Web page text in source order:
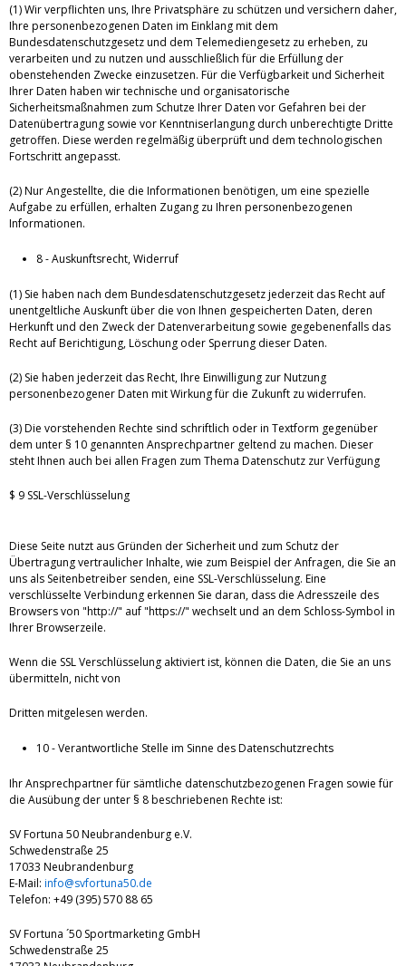
(1) Wir verpflichten uns, Ihre Privatsphäre zu schützen und versichern daher,
Ihre personenbezogenen Daten im Einklang mit dem
Bundesdatenschutzgesetz und dem Telemediengesetz zu erheben, zu
verarbeiten und zu nutzen und ausschließlich für die Erfüllung der
obenstehenden Zwecke einzusetzen. Für die Verfügbarkeit und Sicherheit
Ihrer Daten haben wir technische und organisatorische
Sicherheitsmaßnahmen zum Schutze Ihrer Daten vor Gefahren bei der
Datenübertragung sowie vor Kenntniserlangung durch unberechtigte Dritte
getroffen. Diese werden regelmäßig überprüft und dem technologischen
Fortschritt angepasst.
(2) Nur Angestellte, die die Informationen benötigen, um eine spezielle
Aufgabe zu erfüllen, erhalten Zugang zu Ihren personenbezogenen
Informationen.
8 - Auskunftsrecht, Widerruf
(1) Sie haben nach dem Bundesdatenschutzgesetz jederzeit das Recht auf
unentgeltliche Auskunft über die von Ihnen gespeicherten Daten, deren
Herkunft und den Zweck der Datenverarbeitung sowie gegebenenfalls das
Recht auf Berichtigung, Löschung oder Sperrung dieser Daten.
(2) Sie haben jederzeit das Recht, Ihre Einwilligung zur Nutzung
personenbezogener Daten mit Wirkung für die Zukunft zu widerrufen.
(3) Die vorstehenden Rechte sind schriftlich oder in Textform gegenüber
dem unter § 10 genannten Ansprechpartner geltend zu machen. Dieser
steht Ihnen auch bei allen Fragen zum Thema Datenschutz zur Verfügung
$ 9 SSL-Verschlüsselung
Diese Seite nutzt aus Gründen der Sicherheit und zum Schutz der
Übertragung vertraulicher Inhalte, wie zum Beispiel der Anfragen, die Sie an
uns als Seitenbetreiber senden, eine SSL-Verschlüsselung. Eine
verschlüsselte Verbindung erkennen Sie daran, dass die Adresszeile des
Browsers von "http://" auf "https://" wechselt und an dem Schloss-Symbol in
Ihrer Browserzeile.
Wenn die SSL Verschlüsselung aktiviert ist, können die Daten, die Sie an uns
übermitteln, nicht von
Dritten mitgelesen werden.
10 - Verantwortliche Stelle im Sinne des Datenschutzrechts
Ihr Ansprechpartner für sämtliche datenschutzbezogenen Fragen sowie für
die Ausübung der unter § 8 beschriebenen Rechte ist:
SV Fortuna 50 Neubrandenburg e.V.
Schwedenstraße 25
17033 Neubrandenburg
E-Mail: info@svfortuna50.de
Telefon: +49 (395) 570 88 65
SV Fortuna ´50 Sportmarketing GmbH
Schwedenstraße 25